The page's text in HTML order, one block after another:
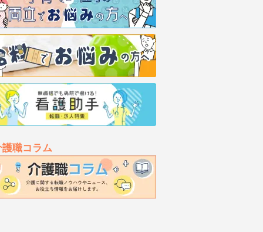
護職コラム